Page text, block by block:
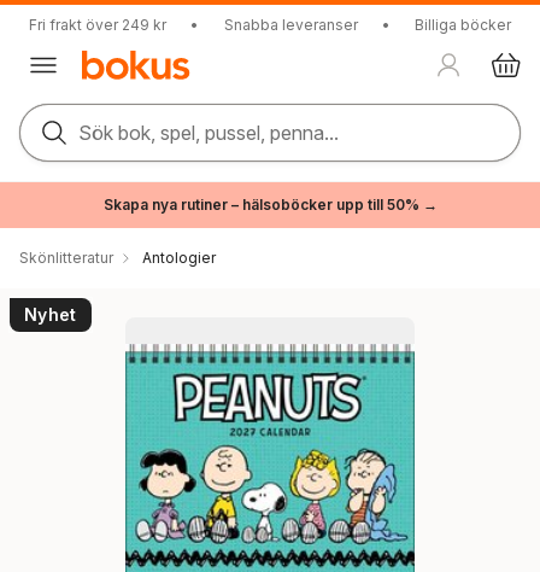
Fri frakt över 249 kr • Snabba leveranser • Billiga böcker
Sök bok, spel, pussel, penna...
Skapa nya rutiner – hälsoböcker upp till 50% →
Skönlitteratur Antologier
Nyhet